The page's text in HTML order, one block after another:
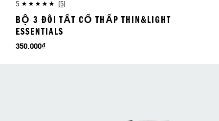
5 (5)
BỘ 3 ĐÔI TẤT CỔ THẤP THIN&LIGHT
ESSENTIALS
Giá
350.000₫